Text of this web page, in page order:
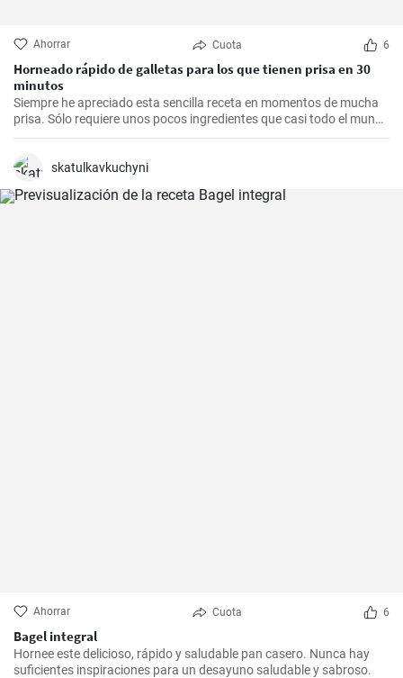
Ahorrar Cuota 6
Horneado rápido de galletas para los que tienen prisa en 30
minutos
Siempre he apreciado esta sencilla receta en momentos de mucha
prisa. Sólo requiere unos pocos ingredientes que casi todo el mundo
tiene en casa, y en apenas 30 minutos puedes estar disfrutando de
sabor dulce, siempre eran un éxito para las visitas improvisadas y
skatulkavkuchyni
Ahorrar Cuota 6
Bagel integral
Hornee este delicioso, rápido y saludable pan casero. Nunca hay
suficientes inspiraciones para un desayuno saludable y sabroso.